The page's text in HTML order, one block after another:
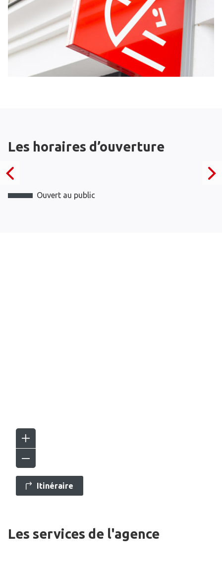
Les horaires d’ouverture
Ouvert au public
Itinéraire
Les services de l'agence